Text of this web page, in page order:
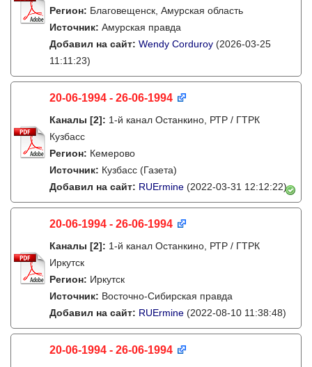
Регион: Благовещенск, Амурская область
Источник: Амурская правда
Добавил на сайт: Wendy Corduroy (2026-03-25
11:11:23)
20-06-1994 - 26-06-1994
Каналы [2]: 1-й канал Останкино, РТР / ГТРК
Кузбасс
Регион: Кемерово
Источник: Кузбасс (Газета)
Добавил на сайт: RUErmine (2022-03-31 12:12:22)
20-06-1994 - 26-06-1994
Каналы [2]: 1-й канал Останкино, РТР / ГТРК
Иркутск
Регион: Иркутск
Источник: Восточно-Сибирская правда
Добавил на сайт: RUErmine (2022-08-10 11:38:48)
20-06-1994 - 26-06-1994